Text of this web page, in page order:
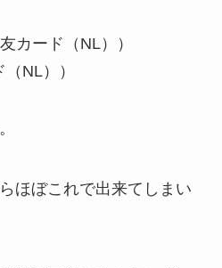
カード（NL））
NL））
ほぼこれで出来てしまい